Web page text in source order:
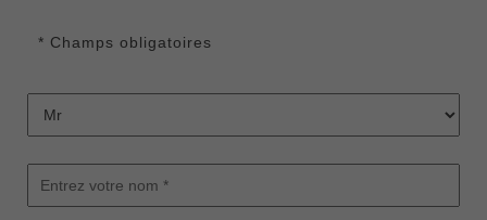
* Champs obligatoires